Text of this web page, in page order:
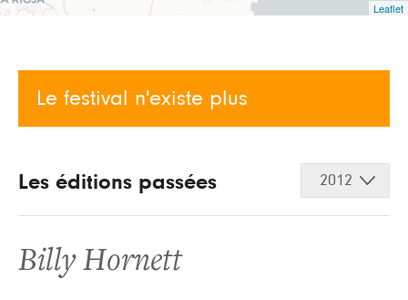
Leaflet
Le festival n'existe plus
Les éditions passées 2012
Billy Hornett